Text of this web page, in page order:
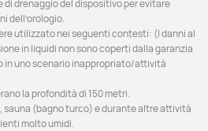
drenaggio del dispositivo per evitare
dell’orologio.
utilizzato nei seguenti contesti: (I danni al
in liquidi non sono coperti dalla garanzia
in uno scenario inappropriato/attività
la profondità di 150 metri.
sauna (bagno turco) e durante altre attività
molto umidi.